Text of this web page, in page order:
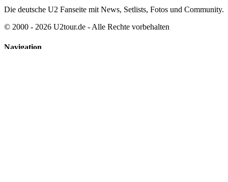
Die deutsche U2 Fanseite mit News, Setlists, Fotos und Community.
© 2000 - 2026 U2tour.de - Alle Rechte vorbehalten
Navigation